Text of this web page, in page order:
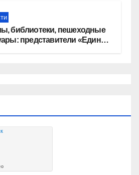
библиотеки, пешеходные
представители «Единой